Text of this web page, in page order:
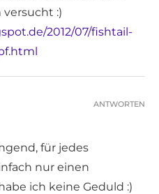
versucht :)
2012/07/fishtail-
für jedes
nur einen
ich keine Geduld :)
ANTWORTEN